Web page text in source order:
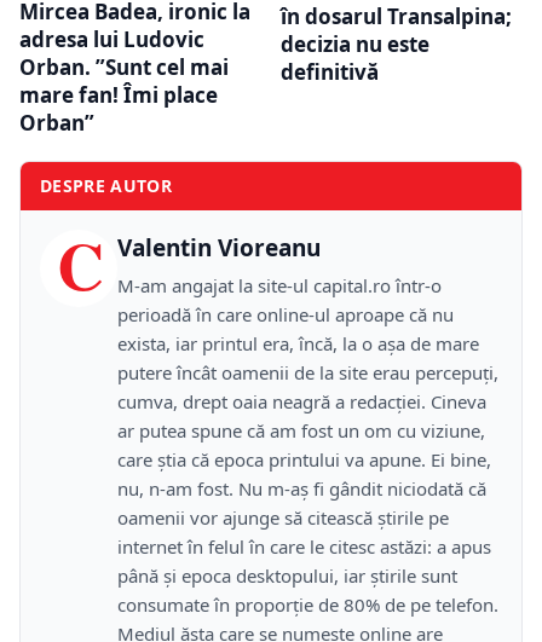
Mircea Badea, ironic la
adresa lui Ludovic
Orban. ”Sunt cel mai
mare fan! Îmi place
Orban”
în dosarul Transalpina;
decizia nu este
definitivă
DESPRE AUTOR
C Valentin Vioreanu
M-am angajat la site-ul capital.ro într-o
perioadă în care online-ul aproape că nu
exista, iar printul era, încă, la o așa de mare
putere încât oamenii de la site erau percepuți,
cumva, drept oaia neagră a redacției. Cineva
ar putea spune că am fost un om cu viziune,
care știa că epoca printului va apune. Ei bine,
nu, n-am fost. Nu m-aș fi gândit niciodată că
oamenii vor ajunge să citească știrile pe
internet în felul în care le citesc astăzi: a apus
până și epoca desktopului, iar știrile sunt
consumate în proporție de 80% de pe telefon.
Mediul ăsta care se numește online are